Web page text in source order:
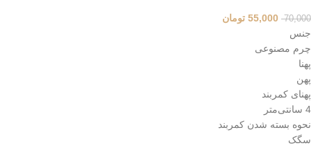
70,000
55,000 تومان
جنس
چرم مصنوعی
پهنا
پهن
پهنای کمربند
4 سانتی‌متر
نحوه بسته شدن کمربند
سگک